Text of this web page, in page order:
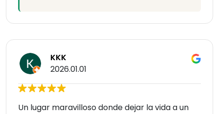
KKK
2026.01.01
Un lugar maravilloso donde dejar la vida a un